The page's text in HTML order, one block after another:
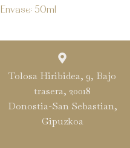
Envase: 50ml
Tolosa Hiribidea, 9, Bajo
trasera, 20018
Donostia-San Sebastian,
Gipuzkoa